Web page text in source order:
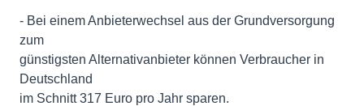
- Bei einem Anbieterwechsel aus der Grundversorgung
zum
günstigsten Alternativanbieter können Verbraucher in
Deutschland
im Schnitt 317 Euro pro Jahr sparen.